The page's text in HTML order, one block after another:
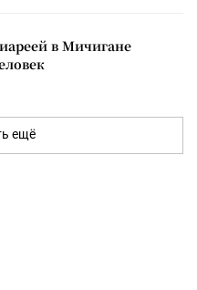
в Мичигане
ещё